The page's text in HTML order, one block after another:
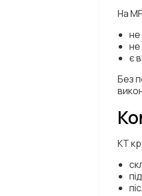
На
не
є
Без
КТ